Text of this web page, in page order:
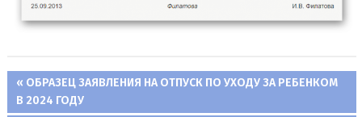
Навигация
ПРЕДЫДУЩАЯ
ЗАПИСЬ:
ОБРАЗЕЦ ЗАЯВЛЕНИЯ НА ОТПУСК ПО УХОДУ ЗА РЕБЕНКОМ
В 2024 ГОДУ